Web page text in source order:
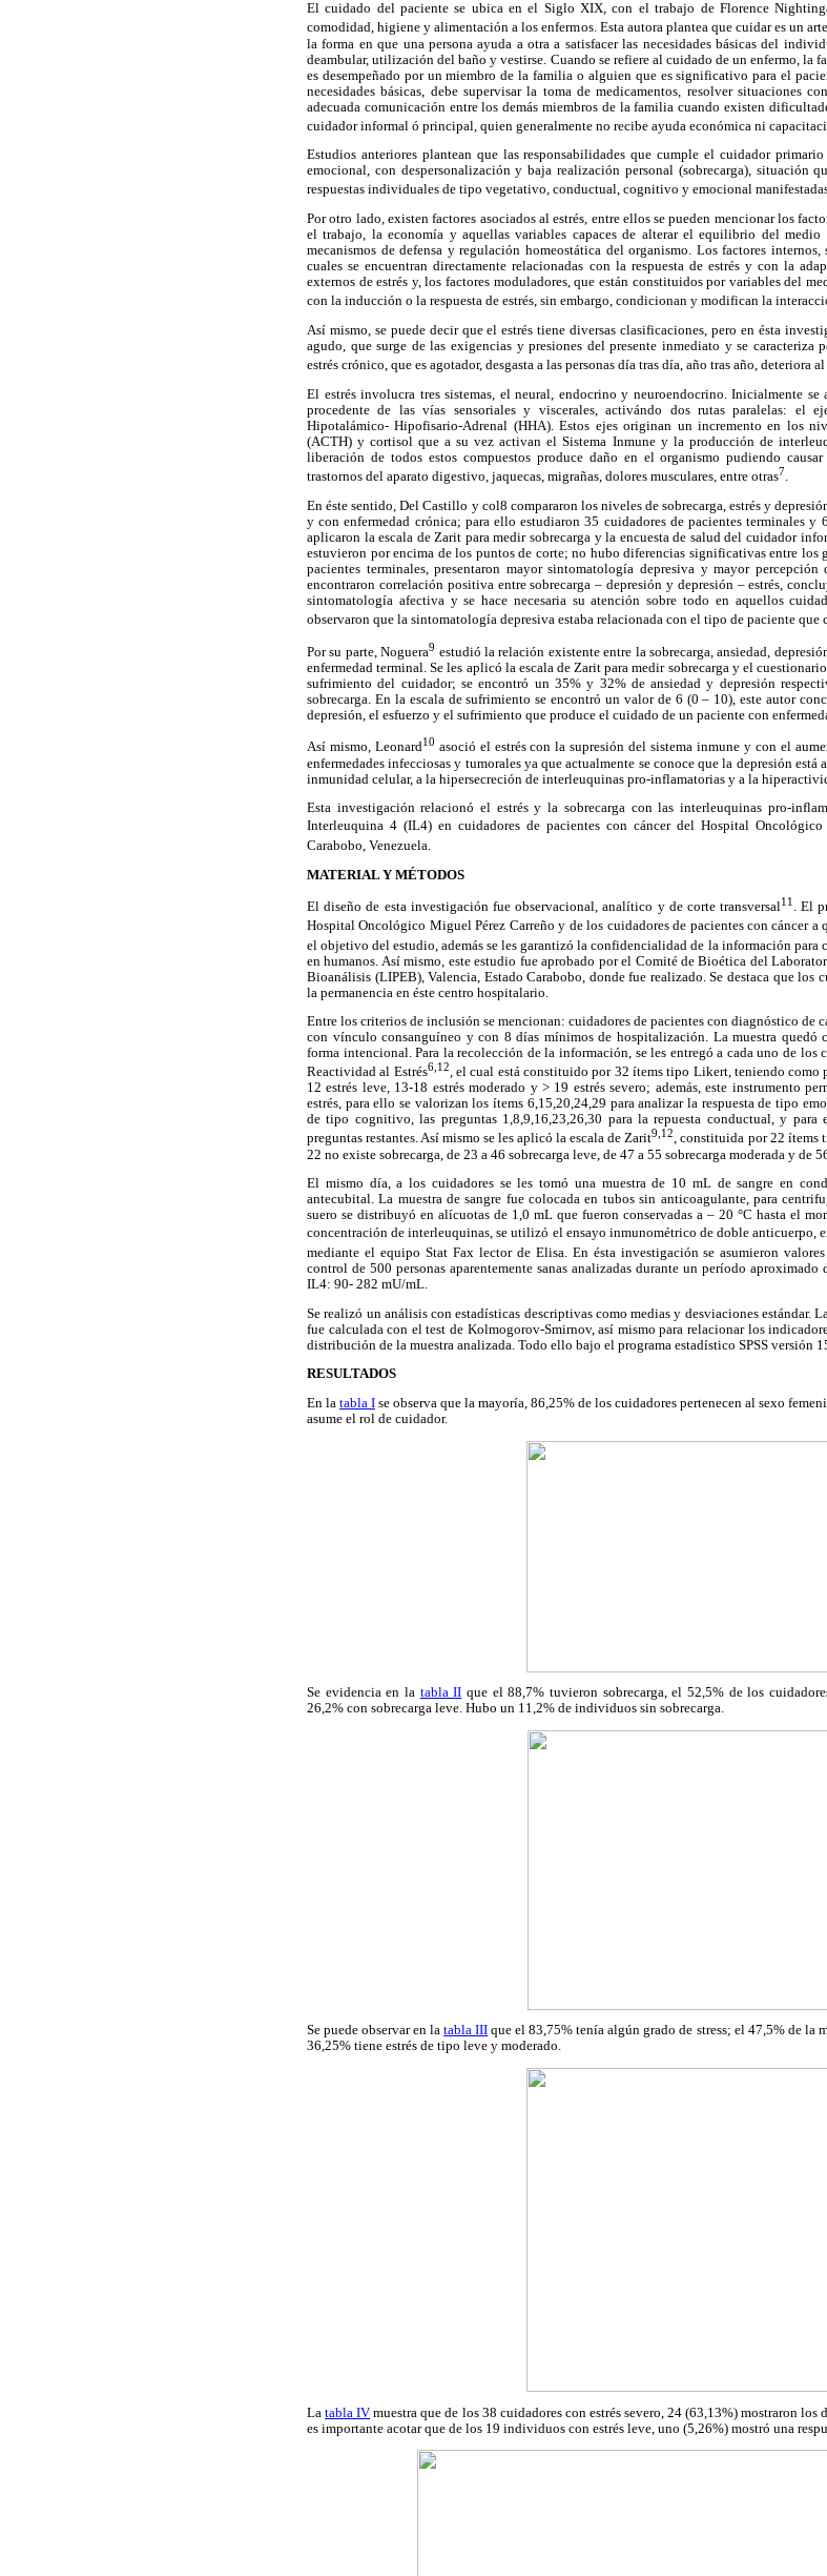
El cuidado del paciente se ubica en el Siglo XIX, con el trabajo de Florence
comodidad, higiene y alimentación a los enfermos. Esta autora plantea que cuidar es un
la forma en que una persona ayuda a otra a satisfacer las necesidades básicas del
deambular, utilización del baño y vestirse. Cuando se refiere al cuidado de un enfermo, la
es desempeñado por un miembro de la familia o alguien que es significativo para el
necesidades básicas, debe supervisar la toma de medicamentos, resolver situaciones
adecuada comunicación entre los demás miembros de la familia cuando existen
cuidador informal ó principal, quien generalmente no recibe ayuda económica ni
Estudios anteriores plantean que las responsabilidades que cumple el cuidador
emocional, con despersonalización y baja realización personal (sobrecarga), situación
respuestas individuales de tipo vegetativo, conductual, cognitivo y emocional
Por otro lado, existen factores asociados al estrés, entre ellos se pueden mencionar los
el trabajo, la economía y aquellas variables capaces de alterar el equilibrio del
mecanismos de defensa y regulación homeostática del organismo. Los factores
cuales se encuentran directamente relacionadas con la respuesta de estrés y con la
externos de estrés y, los factores moduladores, que están constituidos por variables del
con la inducción o la respuesta de estrés, sin embargo, condicionan y modifican la
Así mismo, se puede decir que el estrés tiene diversas clasificaciones, pero en ésta
agudo, que surge de las exigencias y presiones del presente inmediato y se
estrés crónico, que es agotador, desgasta a las personas día tras día, año tras año, deteriora
El estrés involucra tres sistemas, el neural, endocrino y neuroendocrino. Inicialmente
procedente de las vías sensoriales y viscerales, activándo dos rutas paralelas: el
Hipotalámico- Hipofisario-Adrenal (HHA). Estos ejes originan un incremento en los
(ACTH) y cortisol que a su vez activan el Sistema Inmune y la producción de
liberación de todos estos compuestos produce daño en el organismo pudiendo
trastornos del aparato digestivo, jaquecas, migrañas, dolores musculares, entre otras7.
En éste sentido, Del Castillo y col8 compararon los niveles de sobrecarga, estrés y
y con enfermedad crónica; para ello estudiaron 35 cuidadores de pacientes terminales y
aplicaron la escala de Zarit para medir sobrecarga y la encuesta de salud del cuidador
estuvieron por encima de los puntos de corte; no hubo diferencias significativas entre los
pacientes terminales, presentaron mayor sintomatología depresiva y mayor
encontraron correlación positiva entre sobrecarga – depresión y depresión – estrés,
sintomatología afectiva y se hace necesaria su atención sobre todo en aquellos
observaron que la sintomatología depresiva estaba relacionada con el tipo de paciente que
Por su parte, Noguera9 estudió la relación existente entre la sobrecarga, ansiedad,
enfermedad terminal. Se les aplicó la escala de Zarit para medir sobrecarga y el
sufrimiento del cuidador; se encontró un 35% y 32% de ansiedad y depresión
sobrecarga. En la escala de sufrimiento se encontró un valor de 6 (0 – 10), este autor
depresión, el esfuerzo y el sufrimiento que produce el cuidado de un paciente con
Así mismo, Leonard10 asoció el estrés con la supresión del sistema inmune y con el
enfermedades infecciosas y tumorales ya que actualmente se conoce que la depresión
inmunidad celular, a la hipersecreción de interleuquinas pro-inflamatorias y a la
Esta investigación relacionó el estrés y la sobrecarga con las interleuquinas pro-
Interleuquina 4 (IL4) en cuidadores de pacientes con cáncer del Hospital Oncológico
Carabobo, Venezuela.
MATERIAL Y MÉTODOS
El diseño de esta investigación fue observacional, analítico y de corte transversal11. El
Hospital Oncológico Miguel Pérez Carreño y de los cuidadores de pacientes con cáncer
el objetivo del estudio, además se les garantizó la confidencialidad de la información
en humanos. Así mismo, este estudio fue aprobado por el Comité de Bioética del
Bioanálisis (LIPEB), Valencia, Estado Carabobo, donde fue realizado. Se destaca que los
la permanencia en éste centro hospitalario.
Entre los criterios de inclusión se mencionan: cuidadores de pacientes con diagnóstico de
con vínculo consanguíneo y con 8 días mínimos de hospitalización. La muestra quedó
forma intencional. Para la recolección de la información, se les entregó a cada uno de
Reactividad al Estrés6,12, el cual está constituido por 32 ítems tipo Likert, teniendo como
12 estrés leve, 13-18 estrés moderado y > 19 estrés severo; además, este instrumento
estrés, para ello se valorizan los ítems 6,15,20,24,29 para analizar la respuesta de tipo
de tipo cognitivo, las preguntas 1,8,9,16,23,26,30 para la repuesta conductual, y para
preguntas restantes. Así mismo se les aplicó la escala de Zarit9,12, constituida por 22 ítems
22 no existe sobrecarga, de 23 a 46 sobrecarga leve, de 47 a 55 sobrecarga moderada y de
El mismo día, a los cuidadores se les tomó una muestra de 10 mL de sangre en
antecubital. La muestra de sangre fue colocada en tubos sin anticoagulante, para
suero se distribuyó en alícuotas de 1,0 mL que fueron conservadas a – 20 °C hasta el
concentración de interleuquinas, se utilizó el ensayo inmunométrico de doble anticuerpo,
mediante el equipo Stat Fax lector de Elisa. En ésta investigación se asumieron
control de 500 personas aparentemente sanas analizadas durante un período
IL4: 90- 282 mU/mL.
Se realizó un análisis con estadísticas descriptivas como medias y desviaciones estándar.
fue calculada con el test de Kolmogorov-Smirnov, así mismo para relacionar los
distribución de la muestra analizada. Todo ello bajo el programa estadístico SPSS versión
RESULTADOS
En la tabla I se observa que la mayoría, 86,25% de los cuidadores pertenecen al sexo
asume el rol de cuidador.
Se evidencia en la tabla II que el 88,7% tuvieron sobrecarga, el 52,5% de los
26,2% con sobrecarga leve. Hubo un 11,2% de individuos sin sobrecarga.
Se puede observar en latabla III que el 83,75% tenía algún grado de stress; el 47,5% de la
36,25% tiene estrés de tipo leve y moderado.
Latabla IV muestra que de los 38 cuidadores con estrés severo, 24 (63,13%) mostraron los
es importante acotar que de los 19 individuos con estrés leve, uno (5,26%) mostró una